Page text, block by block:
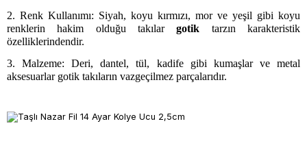
2. Renk Kullanımı: Siyah, koyu kırmızı, mor ve yeşil gibi koyu
renklerin hakim olduğu takılargotik tarzın karakteristik
özelliklerindendir.
3. Malzeme: Deri, dantel, tül, kadife gibi kumaşlar ve metal
aksesuarlar gotik takıların vazgeçilmez parçalarıdır.